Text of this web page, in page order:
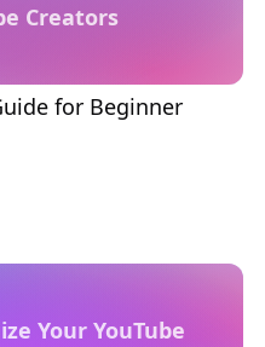
Creators
for Beginner
Your YouTube